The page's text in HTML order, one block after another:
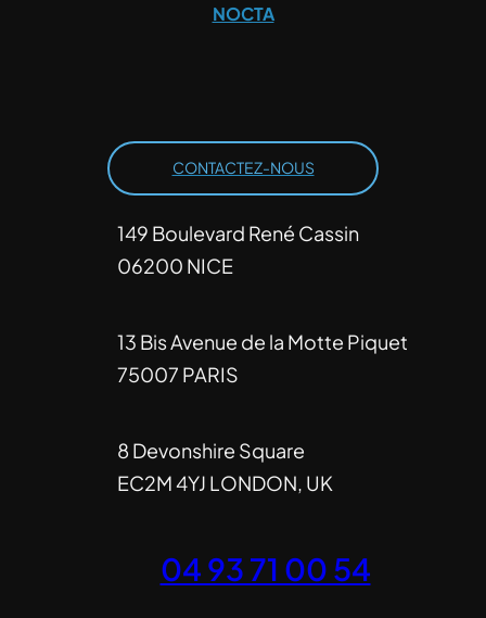
CONTACTEZ-NOUS
NOCTA
149 Boulevard René Cassin
06200 NICE
13 Bis Avenue de la Motte Piquet
75007 PARIS
8 Devonshire Square
EC2M 4YJ LONDON, UK
04 93 71 00 54